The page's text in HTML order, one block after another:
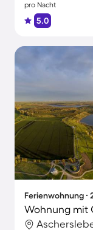
pro Nacht
5.0
Ferienwohnung ∙